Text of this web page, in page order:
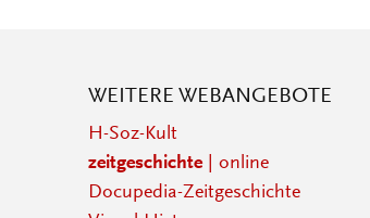
WEITERE WEBANGEBOTE
H-Soz-Kult
zeitgeschichte| online
Docupedia-Zeitgeschichte